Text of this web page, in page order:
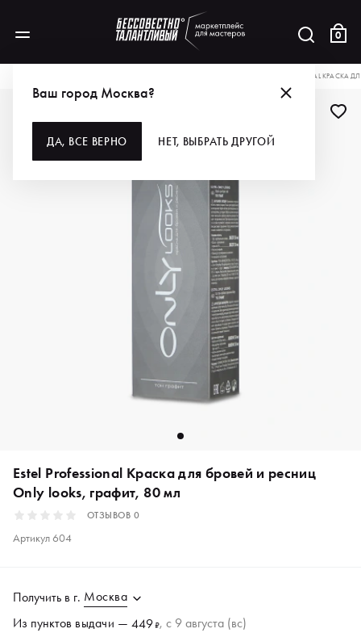
0
Ваш город Москва?
ДА, ВСЕ ВЕРНО НЕТ, ВЫБРАТЬ ДРУГОЙ
ESTEL PROFESSIONAL
Estel Professional Краска для бровей и ресниц
Only looks, графит, 80 мл
ОТЗЫВОВ 0
Артикул 604
Получить в г. Москва
Из пунктов выдачи — 449₽, c 9 августа (вс)